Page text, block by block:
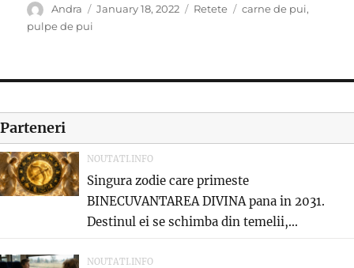
Author
Andra
Posted
January 18, 2022 Categories
Retete Tags
carne de pui,
pulpe de pui
Parteneri
NOUTATI.INFO
Singura zodie care primeste
BINECUVANTAREA DIVINA pana in 2031.
Destinul ei se schimba din temelii,...
NOUTATI.INFO